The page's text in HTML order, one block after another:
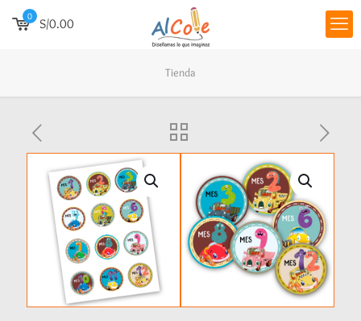
0 S/0.00
Tienda